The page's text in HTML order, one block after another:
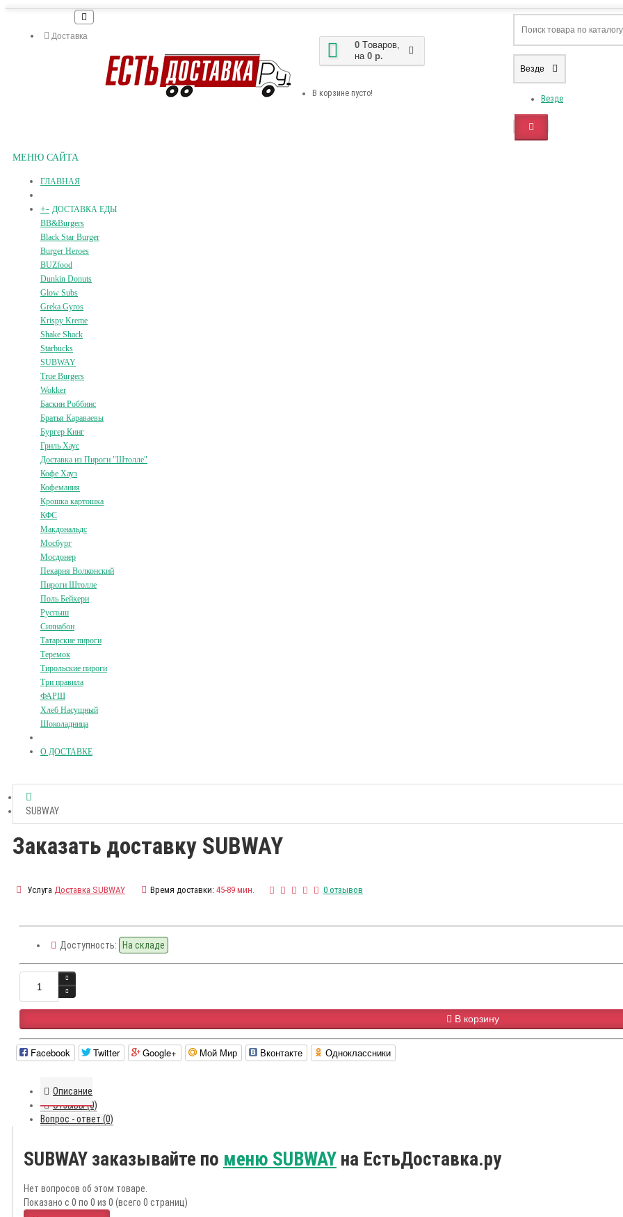
Доставка
0 Tоваров,
на 0 р.
В корзине пусто!
Везде
Везде
МЕНЮ САЙТА
ГЛАВНАЯ
+- ДОСТАВКА ЕДЫ
BB&Burgers
Black Star Burger
Burger Heroes
BUZfood
Dunkin Donuts
Glow Subs
Greka Gyros
Krispy Kreme
Shake Shack
Starbucks
SUBWAY
True Burgers
Wokker
Баскин Роббинс
Братья Караваевы
Бургер Кинг
Гриль Хаус
Доставка из Пироги "Штолле"
Кофе Хауз
Кофемания
Крошка картошка
КФС
Макдональдс
Мосбург
Мосдонер
Пекарня Волконский
Пироги Штолле
Поль Бейкери
Руспыш
Синнабон
Татарские пироги
Теремок
Тирольские пироги
Три правила
ФАРШ
Хлеб Насущный
Шоколадница
О ДОСТАВКЕ
SUBWAY
Заказать доставку SUBWAY
Услуга Доставка SUBWAY Время доставки: 45-89 мин. 0 отзывов
Доступность: На складе
В корзину
Facebook Twitter Google+ Мой Мир Вконтакте Одноклассники
Описание
Отзывы (0)
Вопрос - ответ (0)
SUBWAY заказывайте по меню SUBWAY на ЕстьДоставка.ру
Нет вопросов об этом товаре.
Показано с 0 по 0 из 0 (всего 0 страниц)